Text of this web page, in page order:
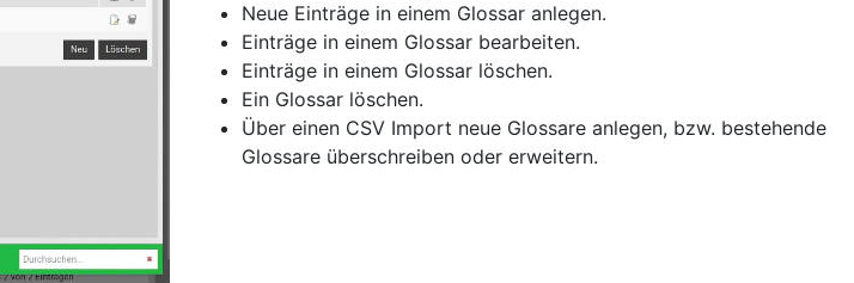
Neue Einträge in einem Glossar anlegen.
Einträge in einem Glossar bearbeiten.
Einträge in einem Glossar löschen.
Ein Glossar löschen.
Über einen CSV Import neue Glossare anlegen, bzw. bestehende
Glossare überschreiben oder erweitern.